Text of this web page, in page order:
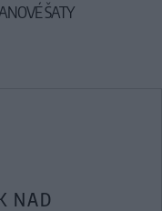
ŠATY
NAD